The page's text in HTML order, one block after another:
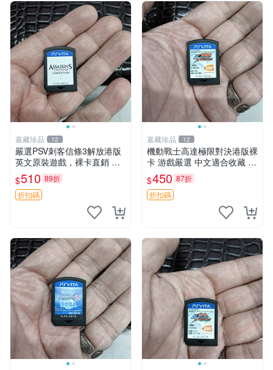
嘉藏珍品 12
嚴選PSV刺客信條3解放港版
英文原裝遊戲，裸卡直銷 刺
客信條3 游戲 港版游戲
$510 89折
折扣碼
嘉藏珍品 12
機動戰士高達極限對決港版裸
卡 游戲嚴選 中文適合收藏 機
動戰士 高達對決 游戲機
$450 87折
折扣碼